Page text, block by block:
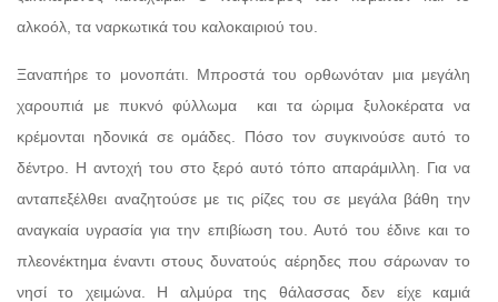
αλκοόλ, τα ναρκωτικά του καλοκαιριού του.
Ξαναπήρε το μονοπάτι. Μπροστά του ορθωνόταν μια μεγάλη
χαρουπιά με πυκνό φύλλωμα και τα ώριμα ξυλοκέρατα να
κρέμονται ηδονικά σε ομάδες. Πόσο τον συγκινούσε αυτό το
δέντρο. Η αντοχή του στο ξερό αυτό τόπο απαράμιλλη. Για να
ανταπεξέλθει αναζητούσε με τις ρίζες του σε μεγάλα βάθη την
αναγκαία υγρασία για την επιβίωση του. Αυτό του έδινε και το
πλεονέκτημα έναντι στους δυνατούς αέρηδες που σάρωναν το
νησί το χειμώνα. Η αλμύρα της θάλασσας δεν είχε καμιά